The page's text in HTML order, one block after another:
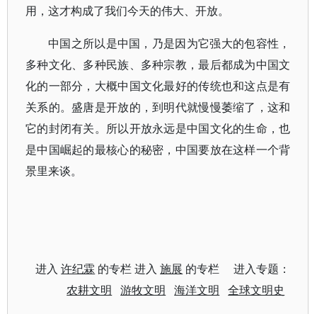
用，这才构成了我们今天的伟大、开放。
中国之所以是中国，乃是因为它强大的包容性，
多种文化、多种民族、多种宗教，最后都成为中国文
化的一部分，大概中国文化最好的传统也和这点是有
关系的。盛唐是开放的，到明代就慢慢萎缩了，这和
它的封闭有关。所以开放永远是中国文化的生命，也
是中国崛起的最核心的秘密，中国要放在这样一个背
景里来谈。
进入许纪霖 的专栏 进入施展 的专栏 进入专题：
农耕文明
游牧文明 海洋文明 全球文明史